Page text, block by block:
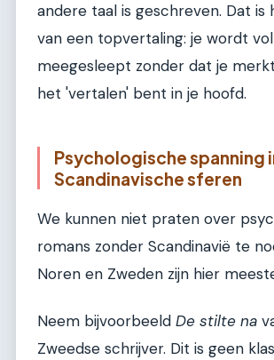
andere taal is geschreven. Dat is
van een topvertaling: je wordt
meegesleept zonder dat je
het 'vertalen' bent in je hoofd.
Psychologische spanning
Scandinavische sferen
We kunnen niet praten over
romans zonder Scandinavië te
Noren en Zweden zijn hier
Neem bijvoorbeeld De stilte na
Zweedse schrijver. Dit is geen